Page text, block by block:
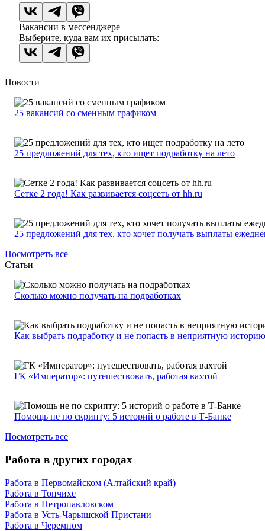
Вакансии в мессенджере
Выберите, куда вам их присылать:
Новости
25 вакансий со сменным графиком
25 предложений для тех, кто ищет подработку на лето
Сетке 2 года! Как развивается соцсеть от hh.ru
25 предложений для тех, кто хочет получать выплаты
Посмотреть все
Статьи
Сколько можно получать на подработках
Как выбрать подработку и не попасть в неприятную историю
ГК «Император»: путешествовать, работая вахтой
Помощь не по скрипту: 5 историй о работе в Т-Банке
Посмотреть все
Работа в других городах
Работа в Первомайском (Алтайский край)
Работа в Топчихе
Работа в Петропавловском
Работа в Усть-Чарышской Пристани
Работа в Черемном